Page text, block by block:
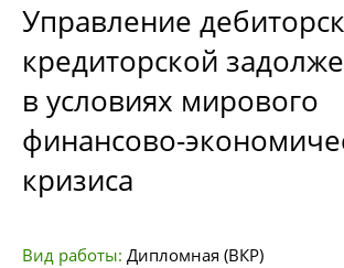
Управление
кредиторской
в условиях мирового
финансово-
кризиса
Вид работы: Дипломная (ВКР)